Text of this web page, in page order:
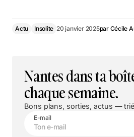
Actu Insolite 20 janvier 2025par Cécile
Nantes dans ta
chaque semaine.
Bons plans, sorties, actus —
E-mail